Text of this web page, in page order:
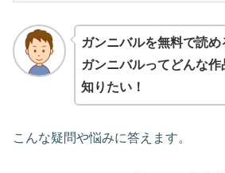
ガンニバルを無料で読
ガンニバルってどんな
知りたい！
こんな疑問や悩みに答えます。